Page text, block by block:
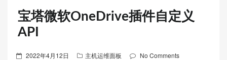
宝塔微软OneDrive插件自定义
API
Posted
2022年4月12日 主机运维面板 No Comments